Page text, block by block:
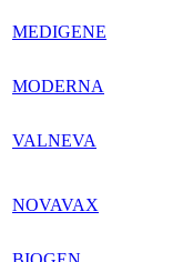
MEDIGENE
MODERNA
VALNEVA
NOVAVAX